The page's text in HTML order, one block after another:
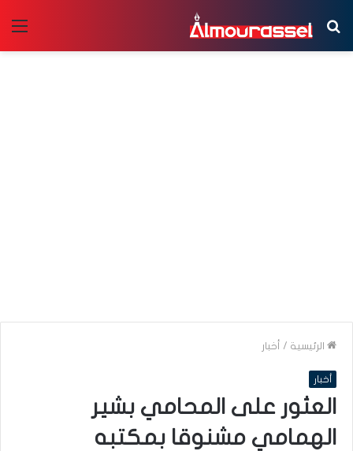
بحث
عن
الرئيسية / أخبار
أخبار
العثور على المحامي بشير
الهمامي مشنوقا بمكتبه